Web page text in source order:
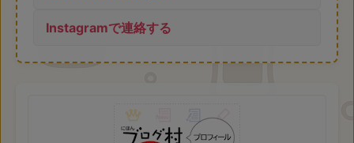
Instagramで連絡する